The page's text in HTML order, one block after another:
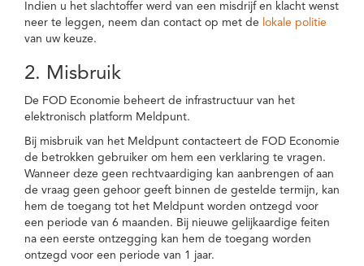
Indien u het slachtoffer werd van een misdrijf en klacht wenst
neer te leggen, neem dan contact op met de lokale politie
van uw keuze.
2. Misbruik
De FOD Economie beheert de infrastructuur van het
elektronisch platform Meldpunt.
Bij misbruik van het Meldpunt contacteert de FOD Economie
de betrokken gebruiker om hem een verklaring te vragen.
Wanneer deze geen rechtvaardiging kan aanbrengen of aan
de vraag geen gehoor geeft binnen de gestelde termijn, kan
hem de toegang tot het Meldpunt worden ontzegd voor
een periode van 6 maanden. Bij nieuwe gelijkaardige feiten
na een eerste ontzegging kan hem de toegang worden
ontzegd voor een periode van 1 jaar.